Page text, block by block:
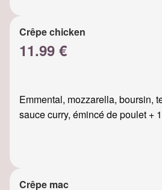
Crêpe chicken
11.99 €
Emmental, mozzarella, boursin,
sauce curry, émincé de poulet +
Crêpe mac